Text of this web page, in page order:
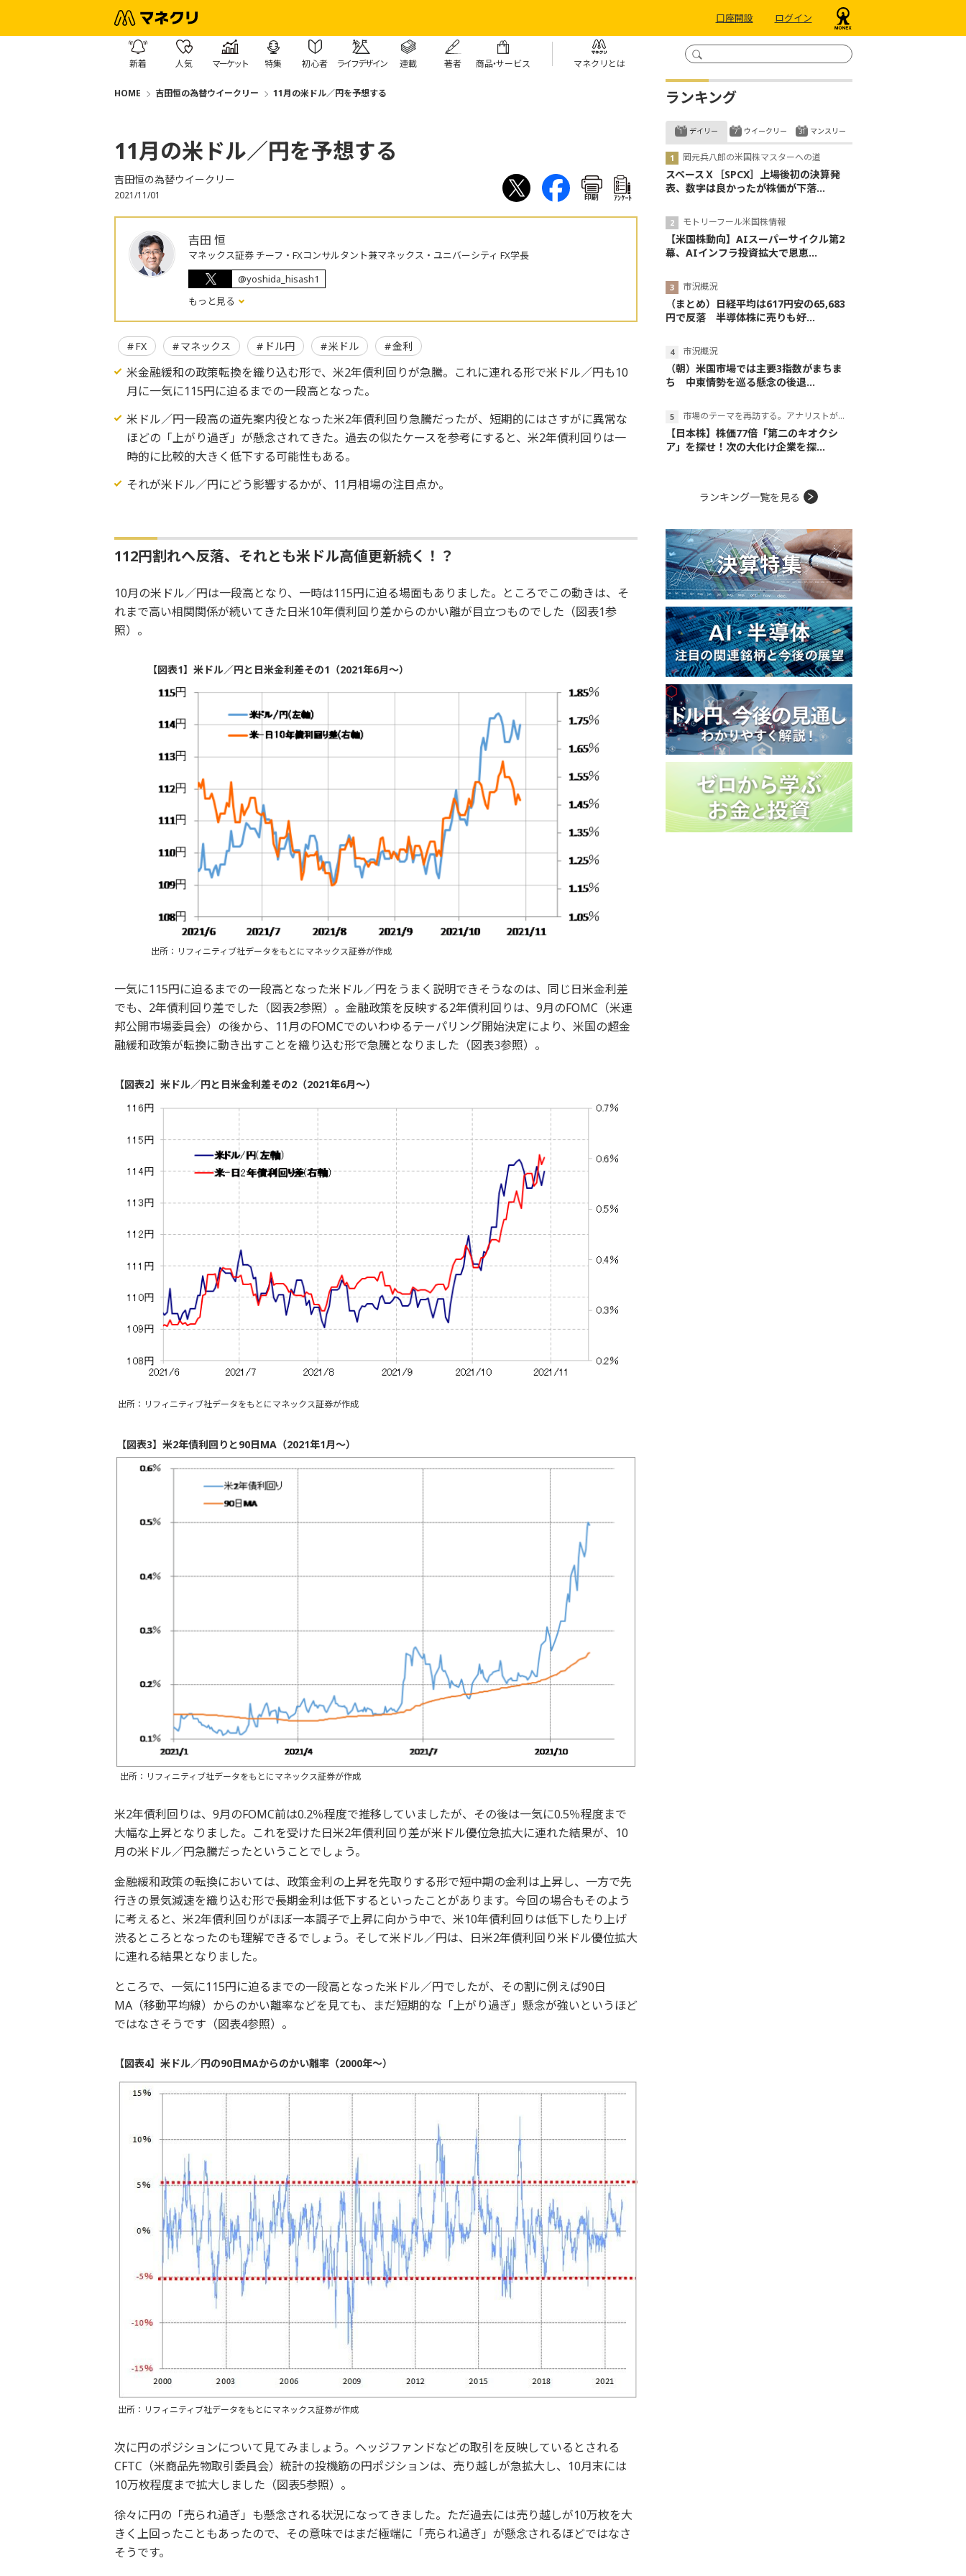
口座開設 ログイン
新着 人気 マーケット 特集 初心者 ライフデザイン 連載 著者 商品・サービス マネクリとは
HOME 吉田恒の為替ウイークリー 11月の米ドル／円を予想する
11月の米ドル／円を予想する
吉田恒の為替ウイークリー
2021/11/01 印刷 ｱﾝｹｰﾄ
吉田 恒
マネックス証券 チーフ・FXコンサルタント兼マネックス・ユニバーシティ FX学長
@yoshida_hisash1
もっと見る
FX マネックス ドル円 米ドル 金利
米金融緩和の政策転換を織り込む形で、米2年債利回りが急騰。これに連れる形で米ドル／円も10
月に一気に115円に迫るまでの一段高となった。
米ドル／円一段高の道先案内役となった米2年債利回り急騰だったが、短期的にはさすがに異常な
ほどの「上がり過ぎ」が懸念されてきた。過去の似たケースを参考にすると、米2年債利回りは一
時的に比較的大きく低下する可能性もある。
それが米ドル／円にどう影響するかが、11月相場の注目点か。
112円割れへ反落、それとも米ドル高値更新続く！？
10月の米ドル／円は一段高となり、一時は115円に迫る場面もありました。ところでこの動きは、そ
れまで高い相関関係が続いてきた日米10年債利回り差からのかい離が目立つものでした（図表1参
照）。
【図表1】米ドル／円と日米金利差その1（2021年6月～）
出所：リフィニティブ社データをもとにマネックス証券が作成
一気に115円に迫るまでの一段高となった米ドル／円をうまく説明できそうなのは、同じ日米金利差
でも、2年債利回り差でした（図表2参照）。金融政策を反映する2年債利回りは、9月のFOMC（米連
邦公開市場委員会）の後から、11月のFOMCでのいわゆるテーパリング開始決定により、米国の超金
融緩和政策が転換に動き出すことを織り込む形で急騰となりました（図表3参照）。
【図表2】米ドル／円と日米金利差その2（2021年6月～）
出所：リフィニティブ社データをもとにマネックス証券が作成
【図表3】米2年債利回りと90日MA（2021年1月～）
出所：リフィニティブ社データをもとにマネックス証券が作成
米2年債利回りは、9月のFOMC前は0.2％程度で推移していましたが、その後は一気に0.5％程度まで
大幅な上昇となりました。これを受けた日米2年債利回り差が米ドル優位急拡大に連れた結果が、10
月の米ドル／円急騰だったということでしょう。
金融緩和政策の転換においては、政策金利の上昇を先取りする形で短中期の金利は上昇し、一方で先
行きの景気減速を織り込む形で長期金利は低下するといったことがあります。今回の場合もそのよう
に考えると、米2年債利回りがほぼ一本調子で上昇に向かう中で、米10年債利回りは低下したり上げ
渋るところとなったのも理解できるでしょう。そして米ドル／円は、日米2年債利回り米ドル優位拡大
に連れる結果となりました。
ところで、一気に115円に迫るまでの一段高となった米ドル／円でしたが、その割に例えば90日
MA（移動平均線）からのかい離率などを見ても、まだ短期的な「上がり過ぎ」懸念が強いというほど
ではなさそうです（図表4参照）。
【図表4】米ドル／円の90日MAからのかい離率（2000年～）
出所：リフィニティブ社データをもとにマネックス証券が作成
次に円のポジションについて見てみましょう。ヘッジファンドなどの取引を反映しているとされる
CFTC（米商品先物取引委員会）統計の投機筋の円ポジションは、売り越しが急拡大し、10月末には
10万枚程度まで拡大しました（図表5参照）。
徐々に円の「売られ過ぎ」も懸念される状況になってきました。ただ過去には売り越しが10万枚を大
きく上回ったこともあったので、その意味ではまだ極端に「売られ過ぎ」が懸念されるほどではなさ
そうです。
ランキング
デイリー
岡元兵八郎の米国株マスターへの道
スペースＸ［SPCX］上場後初の決算発
表、数字は良かったが株価が下落...
モトリーフール米国株情報
【米国株動向】AIスーパーサイクル第2
幕、AIインフラ投資拡大で恩恵...
市況概況
（まとめ）日経平均は617円安の65,683
円で反落 半導体株に売りも好...
市況概況
（朝）米国市場では主要3指数がまちま
ち 中東情勢を巡る懸念の後退...
市場のテーマを再訪する。アナリストが読み解くテーマの本質
【日本株】株価77倍「第二のキオクシ
ア」を探せ！次の大化け企業を探...
ウイークリー マンスリー
ランキング一覧を見る